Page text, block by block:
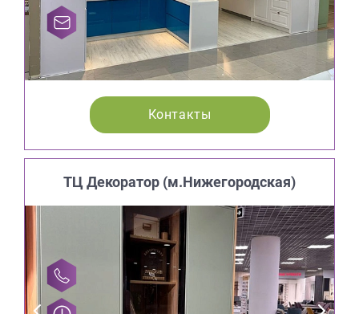
Контакты
ТЦ Декоратор (м.Нижегородская)